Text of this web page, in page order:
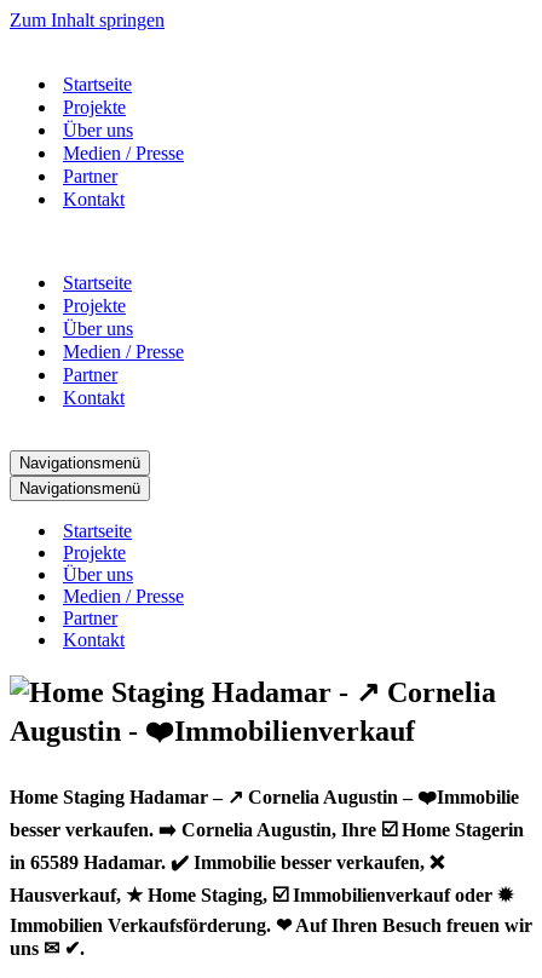
Zum Inhalt springen
Startseite
Projekte
Über uns
Medien / Presse
Partner
Kontakt
Startseite
Projekte
Über uns
Medien / Presse
Partner
Kontakt
Navigationsmenü
Navigationsmenü
Startseite
Projekte
Über uns
Medien / Presse
Partner
Kontakt
Home Staging Hadamar – ↗️ Cornelia Augustin – ❤️Immobilie
besser verkaufen. ➡️ Cornelia Augustin, Ihre ☑️ Home Stagerin
in 65589 Hadamar. ✔️ Immobilie besser verkaufen, ❌
Hausverkauf, ★ Home Staging, ☑️ Immobilienverkauf oder ✹
Immobilien Verkaufsförderung. ❤ Auf Ihren Besuch freuen wir
uns ✉ ✔.